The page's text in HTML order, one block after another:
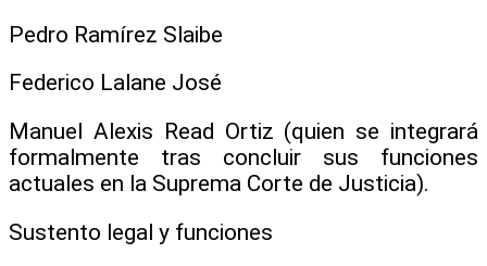
​Pedro Ramírez Slaibe
​Federico Lalane José
​Manuel Alexis Read Ortiz (quien se integrará
formalmente tras concluir sus funciones
actuales en la Suprema Corte de Justicia).
​Sustento legal y funciones